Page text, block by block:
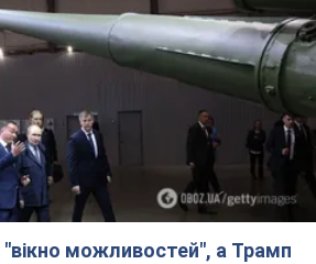
можливостей", а Трамп